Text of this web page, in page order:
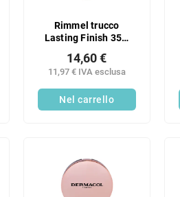
Rimmel trucco
Lasting Finish 35H
11,97 € IVA esclusa
14,60 €
Nel carrello